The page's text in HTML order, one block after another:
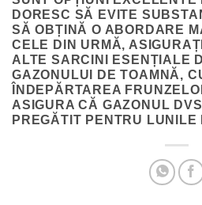
DORESC SĂ EVITE
SĂ OBȚINĂ O ABORDARE
CELE DIN URMĂ,
ALTE SARCINI ESENȚIALE
GAZONULUI DE TOAMNĂ,
ÎNDEPĂRTAREA
ASIGURA CĂ GAZONUL
PREGĂTIT PENTRU LUNILE